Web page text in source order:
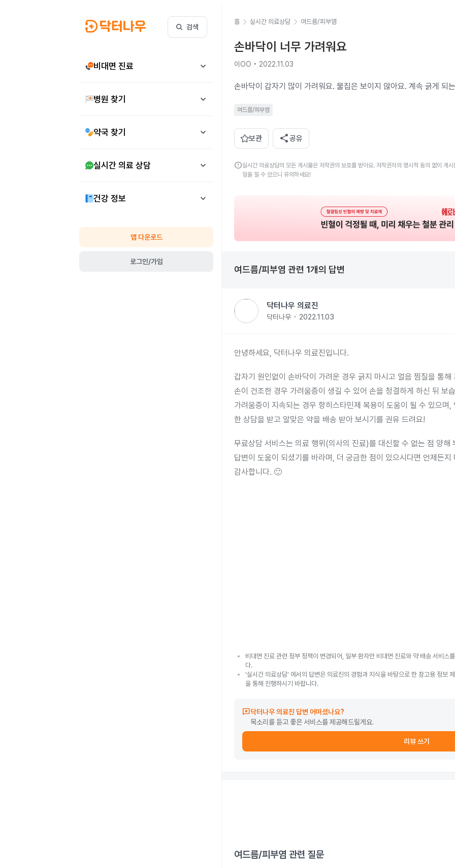
검색
비대면 진료
병원 찾기
약국 찾기
실시간 의료 상담
건강 정보
앱 다운로드
로그인/가입
홈 실시간 의료상담 여드름/피부염
손바닥이 너무 가려워요
이OO • 2022.11.03
손바닥이 갑자기 많이 가려워요. 물집은 보이지 않아요. 계속 긁게 되
여드름/피부염
보관 share공유
error실시간 의료상담의 모든 게시물은 저작권의 보호를 받아요. 저작권자의 명시적 동의 없이 게
임을 질 수 있으니 유의하세요!
여드름/피부염 관련 1개의 답변
닥터나우 의료진
닥터나우 2022.11.03
안녕하세요, 닥터나우 의료진입니다.
갑자기 원인없이 손바닥이 가려운 경우 긁지 마시고 얼음 찜질을 통
손이 건조한 경우 가려움증이 생길 수 있어 손을 청결하게 하신 뒤 보
가려움증이 지속되는 경우 항히스타민제 복용이 도움이 될 수 있으며
한 상담을 받고 알맞은 약을 배송 받아 보시기를 권유 드려요!
무료상담 서비스는 의료 행위(의사의 진료)를 대신할 수 없는 점 양해
답변이 도움이 되셨기를 바라며, 더 궁금한 점이 있으시다면 언제든지
감사합니다. 🙂
비대면 진료 관련 정부 정책이 변경되어, 일부 환자만 비대면 진료와 약 배송 서비스
다.
'실시간 의료상담' 에서의 답변은 의료진의 경험과 지식을 바탕으로 한 참고용 정보
을 통해 진행하시기 바랍니다.
reviews닥터나우 의료진 답변 어떠셨나요?
목소리를 듣고 좋은 서비스를 제공해드릴게요.
리뷰 쓰기
여드름/피부염 관련 질문